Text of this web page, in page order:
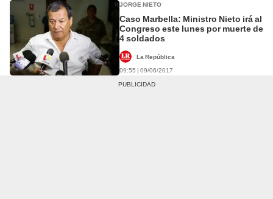
JORGE NIETO
Caso Marbella: Ministro Nieto irá al
Congreso este lunes por muerte de
4 soldados
La República
09:55 | 09/06/2017